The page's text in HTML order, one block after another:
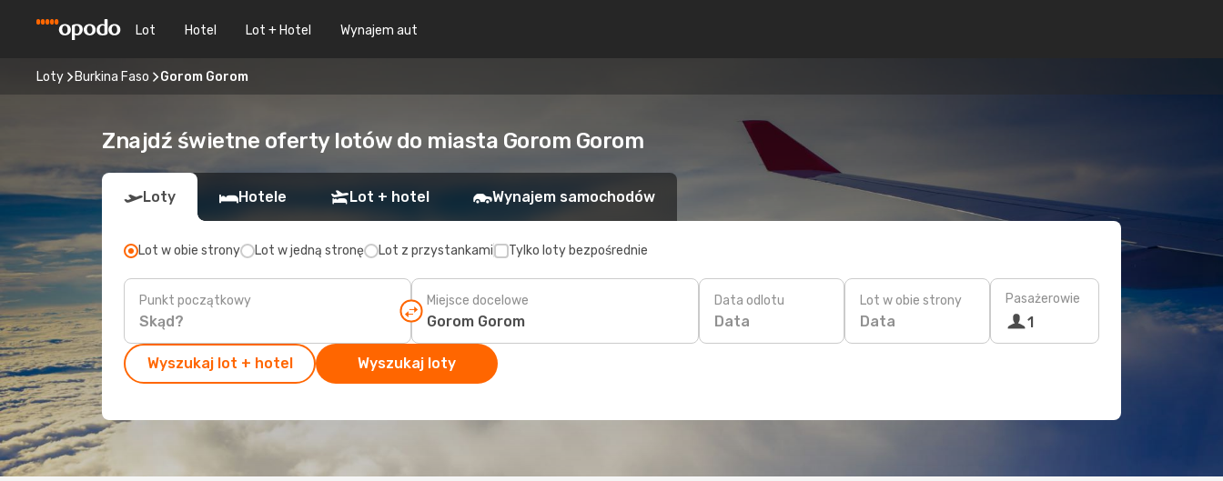
Lot Hotel Lot + Hotel Wynajem aut
Loty Burkina Faso Gorom Gorom
Znajdź świetne oferty lotów do miasta Gorom Gorom
Loty Hotele Lot + hotel Wynajem samochodów
Lot w obie strony Lot w jedną stronę Lot z przystankami Tylko loty bezpośrednie
Punkt początkowy Miejsce docelowe Data odlotu
Data
Lot w obie strony
Data
Pasażerowie
1
Wyszukaj lot + hotel Wyszukaj loty